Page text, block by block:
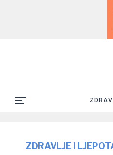
ZDRAVLJE I